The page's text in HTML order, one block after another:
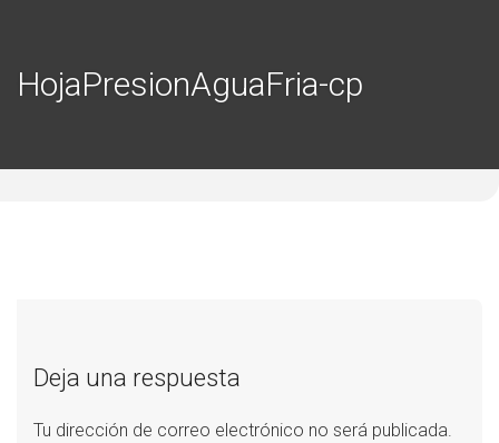
HojaPresionAguaFria-cp
Deja una respuesta
Tu dirección de correo electrónico no será publicada.